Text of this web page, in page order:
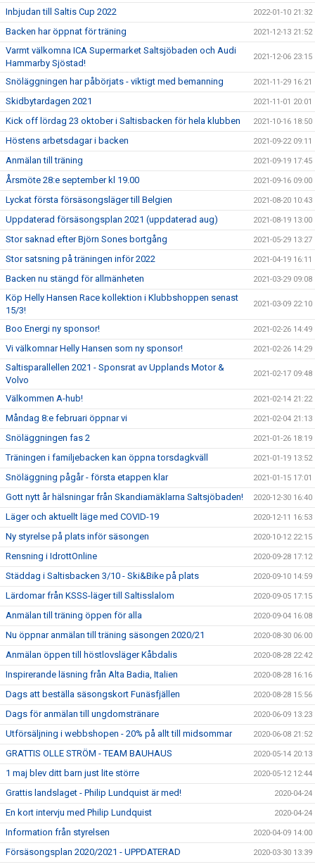
Inbjudan till Saltis Cup 2022 2022-01-10 21:32
Backen har öppnat för träning 2021-12-13 21:52
Varmt välkomna ICA Supermarket Saltsjöbaden och Audi
Hammarby Sjöstad!
2021-12-06 23:15
Snöläggningen har påbörjats - viktigt med bemanning 2021-11-29 16:21
Skidbytardagen 2021 2021-11-01 20:01
Kick off lördag 23 oktober i Saltisbacken för hela klubben 2021-10-16 18:50
Höstens arbetsdagar i backen 2021-09-22 09:11
Anmälan till träning 2021-09-19 17:45
Årsmöte 28:e september kl 19.00 2021-09-16 09:00
Lyckat första försäsongsläger till Belgien 2021-08-20 10:43
Uppdaterad försäsongsplan 2021 (uppdaterad aug) 2021-08-19 13:00
Stor saknad efter Björn Sones bortgång 2021-05-29 13:27
Stor satsning på träningen inför 2022 2021-04-19 16:11
Backen nu stängd för allmänheten 2021-03-29 09:08
Köp Helly Hansen Race kollektion i Klubbshoppen senast
15/3!
2021-03-09 22:10
Boo Energi ny sponsor! 2021-02-26 14:49
Vi välkomnar Helly Hansen som ny sponsor! 2021-02-26 14:29
Saltisparallellen 2021 - Sponsrat av Upplands Motor &
Volvo
2021-02-17 09:48
Välkommen A-hub! 2021-02-14 21:22
Måndag 8:e februari öppnar vi 2021-02-04 21:13
Snöläggningen fas 2 2021-01-26 18:19
Träningen i familjebacken kan öppna torsdagkväll 2021-01-19 13:52
Snöläggning pågår - första etappen klar 2021-01-15 17:01
Gott nytt år hälsningar från Skandiamäklarna Saltsjöbaden! 2020-12-30 16:40
Läger och aktuellt läge med COVID-19 2020-12-11 16:53
Ny styrelse på plats inför säsongen 2020-10-12 22:15
Rensning i IdrottOnline 2020-09-28 17:12
Städdag i Saltisbacken 3/10 - Ski&Bike på plats 2020-09-10 14:59
Lärdomar från KSSS-läger till Saltisslalom 2020-09-05 17:15
Anmälan till träning öppen för alla 2020-09-04 16:08
Nu öppnar anmälan till träning säsongen 2020/21 2020-08-30 06:00
Anmälan öppen till höstlovsläger Kåbdalis 2020-08-28 22:42
Inspirerande läsning från Alta Badia, Italien 2020-08-28 16:16
Dags att beställa säsongskort Funäsfjällen 2020-08-28 15:56
Dags för anmälan till ungdomstränare 2020-06-09 13:23
Utförsäljning i webbshopen - 20% på allt till midsommar 2020-06-08 21:52
GRATTIS OLLE STRÖM - TEAM BAUHAUS 2020-05-14 20:13
1 maj blev ditt barn just lite större 2020-05-12 12:44
Grattis landslaget - Philip Lundquist är med! 2020-04-24
En kort intervju med Philip Lundquist 2020-04-24
Information från styrelsen 2020-04-09 14:00
Försäsongsplan 2020/2021 - UPPDATERAD 2020-03-30 13:39